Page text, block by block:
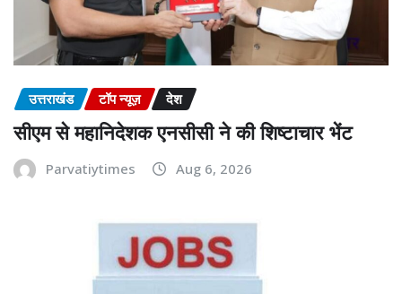
उत्तराखंड टॉप न्यूज़ देश
सीएम से महानिदेशक एनसीसी ने की शिष्टाचार भेंट
Parvatiytimes Aug 6, 2026